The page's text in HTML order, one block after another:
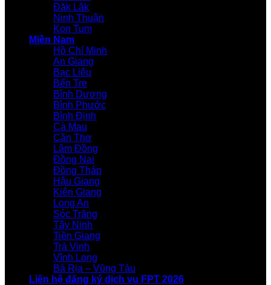
Đăk Lăk
Ninh Thuận
Kon Tum
Miền Nam
Hồ Chí Minh
An Giang
Bạc Liêu
Bến Tre
Bình Dương
Bình Phước
Bình Định
Cà Mau
Cần Thơ
Lâm Đồng
Đồng Nai
Đồng Tháp
Hậu Giang
Kiên Giang
Long An
Sóc Trăng
Tây Ninh
Tiền Giang
Trà Vinh
Vĩnh Long
Bà Rịa – Vũng Tàu
Liên hệ đăng ký dịch vụ FPT 2026